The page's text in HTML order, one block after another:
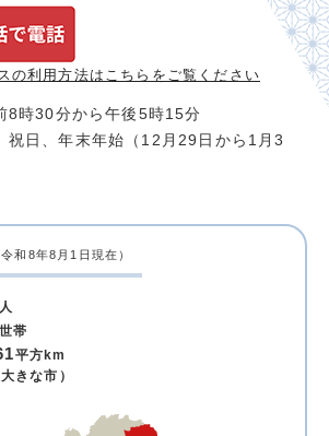
の利用方法は こちらをご覧ください
8時30分から午後5時15分
祝日、年末年始（12月29日から1月3
令和8年8月1日現在）
人
世帯
平方km
きな市）